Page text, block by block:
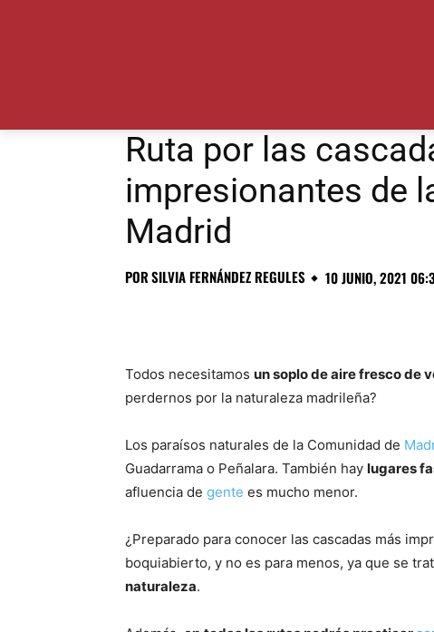
Ruta por las
impresionantes de
Madrid
PORSILVIA FERNÁNDEZ REGULES 10 JUNIO, 2021
Todos necesitamos un soplo de aire fresco de
perdernos por la naturaleza madrileña?
Los paraísos naturales de la Comunidad de
Guadarrama o Peñalara. También hay lugares
afluencia de gente es mucho menor.
¿Preparado para conocer las cascadas más
boquiabierto, y no es para menos, ya que se
naturaleza.